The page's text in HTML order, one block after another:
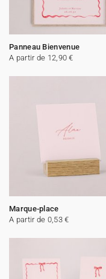
Panneau Bienvenue
A partir de 12,90 €
Marque-place
A partir de 0,53 €